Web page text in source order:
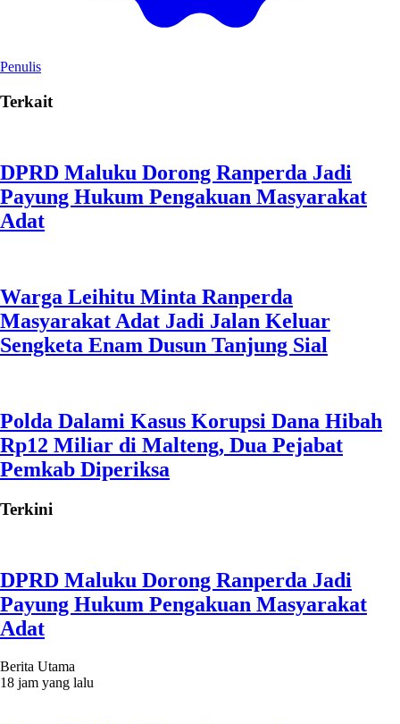
Penulis
Terkait
DPRD Maluku Dorong Ranperda Jadi
Payung Hukum Pengakuan Masyarakat
Adat
Warga Leihitu Minta Ranperda
Masyarakat Adat Jadi Jalan Keluar
Sengketa Enam Dusun Tanjung Sial
Polda Dalami Kasus Korupsi Dana Hibah
Rp12 Miliar di Malteng, Dua Pejabat
Pemkab Diperiksa
Terkini
DPRD Maluku Dorong Ranperda Jadi
Payung Hukum Pengakuan Masyarakat
Adat
Berita Utama
18 jam yang lalu